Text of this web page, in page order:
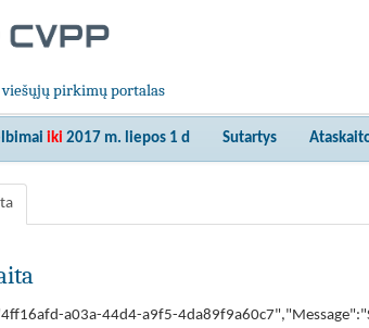
pirkimų portalas
iki 2017 m. liepos 1 d Sutartys
a03a-44d4-a9f5-